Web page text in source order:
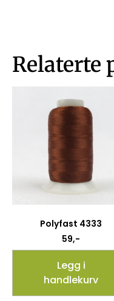
Relaterte
Polyfast 4333
59,-
Legg i
handlekurv